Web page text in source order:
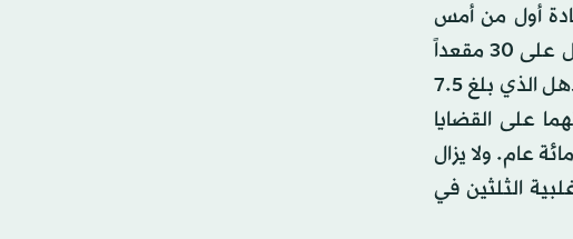
أول من أمس
الخميس. وتقدم حزب «دروك نيامروب تشوجبا» على حزب «دروك فيسوم تشوجبا» الموالي للملكية، ليحصل على 30 مقعداً
من أصل 47 مقعداً في البرلمان، وفقاً للنتائج المؤقتة التي أعلنتها اللجنة الانتخابية. وعلى الرغم من النمو المذهل الذي بلغ 5.‏7
على القضايا
نهاية ملكية استمرت مائة عام. ولا يزال
ويمكن عزله من قبل أغلبية الثلثين في